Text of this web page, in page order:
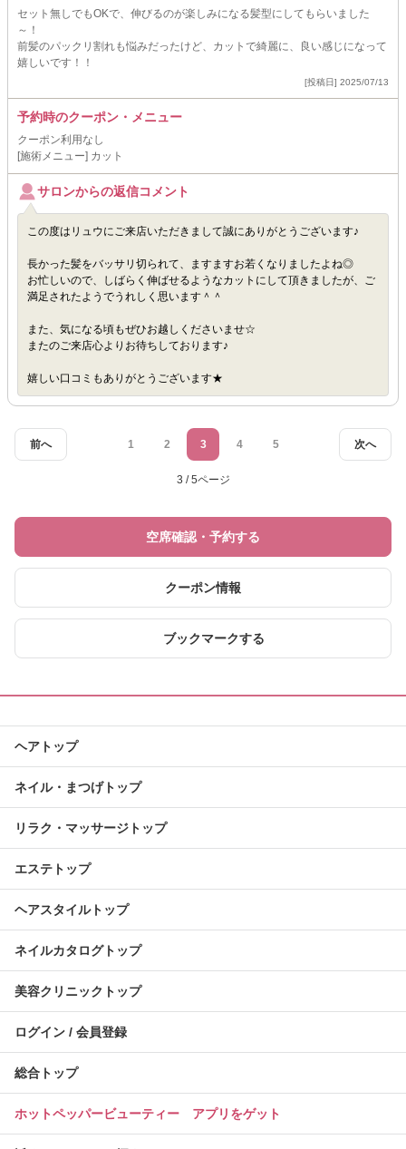
セット無しでもOKで、伸びるのが楽しみになる髪型にしてもらいました
～！
前髪のパックリ割れも悩みだったけど、カットで綺麗に、良い感じになって
嬉しいです！！
[投稿日] 2025/07/13
予約時のクーポン・メニュー
クーポン利用なし
[施術メニュー] カット
サロンからの返信コメント
この度はリュウにご来店いただきまして誠にありがとうございます♪
長かった髪をバッサリ切られて、ますますお若くなりましたよね◎
お忙しいので、しばらく伸ばせるようなカットにして頂きましたが、ご
満足されたようでうれしく思います＾＾
また、気になる頃もぜひお越しくださいませ☆
またのご来店心よりお待ちしております♪
嬉しい口コミもありがとうございます★
前へ 次へ
1 2 3 4 5
3 / 5ページ
空席確認・予約する
クーポン情報
ブックマークする
ヘアトップ
ネイル・まつげトップ
リラク・マッサージトップ
エステトップ
ヘアスタイルトップ
ネイルカタログトップ
美容クリニックトップ
ログイン / 会員登録
総合トップ
ホットペッパービューティー アプリをゲット